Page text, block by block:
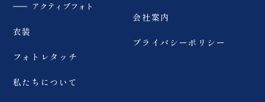
アクティブフォト
衣装
フォトレタッチ
私たちについて
会社案内
プライバシーポリシー